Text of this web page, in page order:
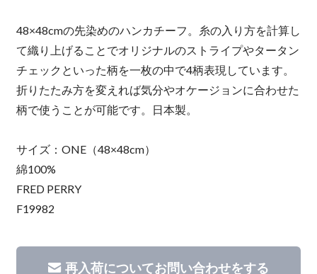
48×48cmの先染めのハンカチーフ。糸の入り方を計算し
て織り上げることでオリジナルのストライプやタータン
チェックといった柄を一枚の中で4柄表現しています。
折りたたみ方を変えれば気分やオケージョンに合わせた
柄で使うことが可能です。日本製。
サイズ：ONE（48×48cm）
綿100%
FRED PERRY
F19982
再入荷についてお問い合わせをする